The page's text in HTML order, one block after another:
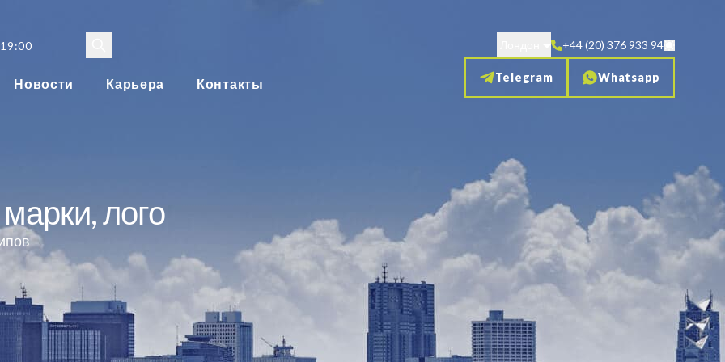
Новости Карьера Контакты
+44 (20) 376 933 94
Telegram Whatsapp
лого